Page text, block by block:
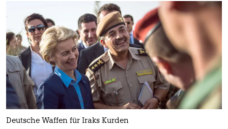
Deutsche Waffen für Iraks Kurden